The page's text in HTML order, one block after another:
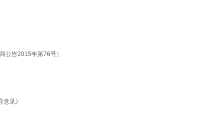
公告2015年第76号）
见》